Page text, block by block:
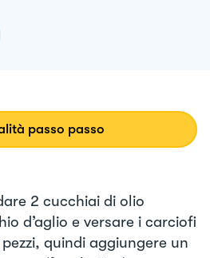
passo passo
2 cucchiai di olio
d’aglio e versare i carciofi
quindi aggiungere un